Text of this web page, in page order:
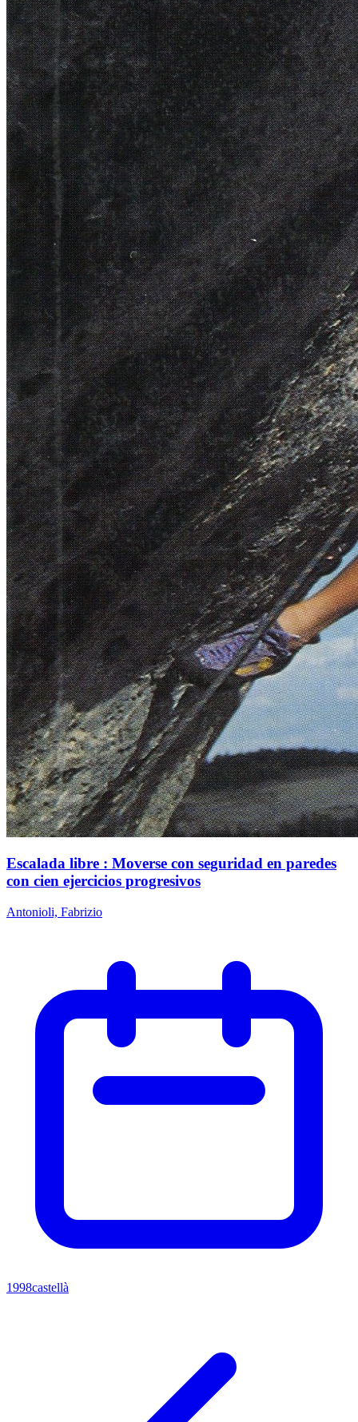
Escalada libre : Moverse con seguridad en paredes
con cien ejercicios progresivos
Antonioli, Fabrizio
1998castellà